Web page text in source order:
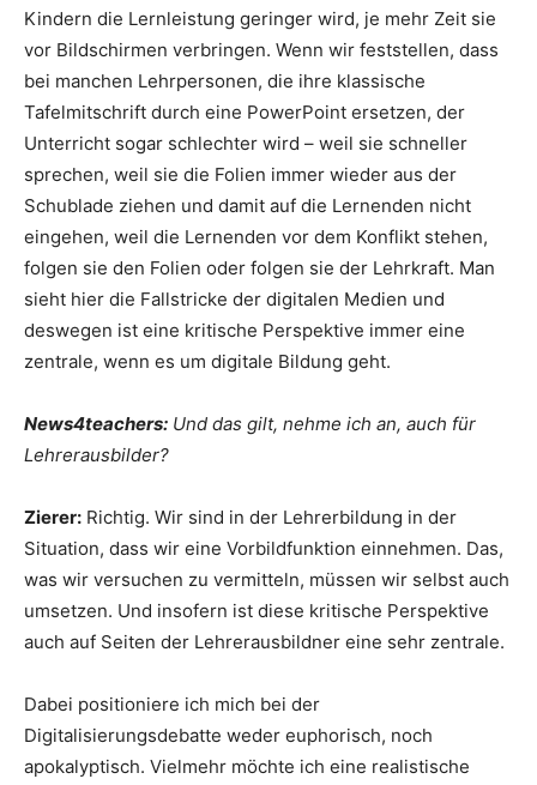
Kindern die Lernleistung geringer wird, je mehr Zeit sie
vor Bildschirmen verbringen. Wenn wir feststellen, dass
bei manchen Lehrpersonen, die ihre klassische
Tafelmitschrift durch eine PowerPoint ersetzen, der
Unterricht sogar schlechter wird – weil sie schneller
sprechen, weil sie die Folien immer wieder aus der
Schublade ziehen und damit auf die Lernenden nicht
eingehen, weil die Lernenden vor dem Konflikt stehen,
folgen sie den Folien oder folgen sie der Lehrkraft. Man
sieht hier die Fallstricke der digitalen Medien und
deswegen ist eine kritische Perspektive immer eine
zentrale, wenn es um digitale Bildung geht.
News4teachers: Und das gilt, nehme ich an, auch für
Lehrerausbilder?
Zierer: Richtig. Wir sind in der Lehrerbildung in der
Situation, dass wir eine Vorbildfunktion einnehmen. Das,
was wir versuchen zu vermitteln, müssen wir selbst auch
umsetzen. Und insofern ist diese kritische Perspektive
auch auf Seiten der Lehrerausbildner eine sehr zentrale.
Dabei positioniere ich mich bei der
Digitalisierungsdebatte weder euphorisch, noch
apokalyptisch. Vielmehr möchte ich eine realistische